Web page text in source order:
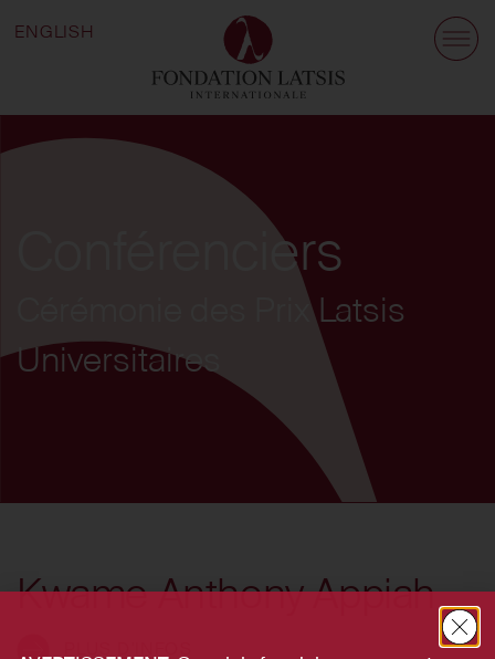
ENGLISH
Conférenciers
Cérémonie des Prix Latsis
Universitaires
Kwame Anthony Appiah